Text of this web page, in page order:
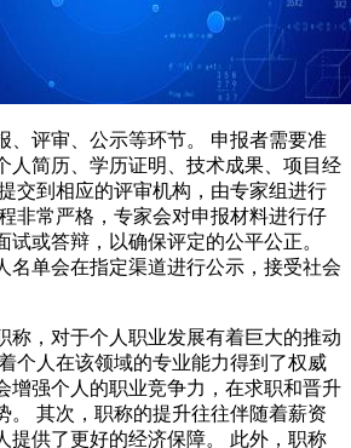
、评审、公示等环节。 申报者需要准
人简历、学历证明、技术成果、项目经
交到相应的评审机构，由专家组进行
非常严格，专家会对申报材料进行仔
试或答辩，以确保评定的公平公正。
名单会在指定渠道进行公示，接受社会
称，对于个人职业发展有着巨大的推动
个人在该领域的专业能力得到了权威
增强个人的职业竞争力，在求职和晋升
。 其次，职称的提升往往伴随着薪资
提供了更好的经济保障。 此外，职称